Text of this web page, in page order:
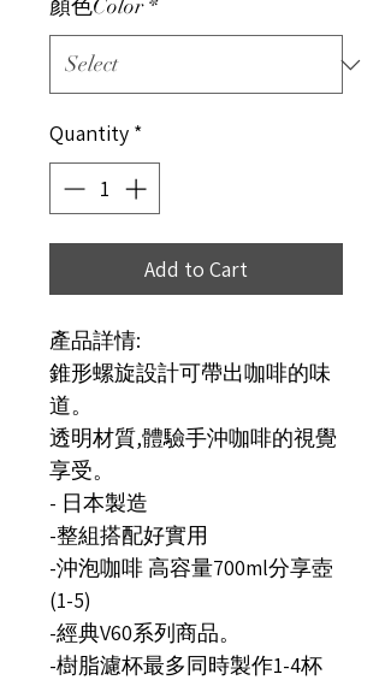
顏色Color *
Quantity *
Add to Cart
產品詳情:
錐形螺旋設計可帶出咖啡的味
道。
透明材質,體驗手沖咖啡的視覺
享受。
- 日本製造
-整組搭配好實用
-沖泡咖啡 高容量700ml分享壺
(1-5)
-經典V60系列商品。
-樹脂濾杯最多同時製作1-4杯